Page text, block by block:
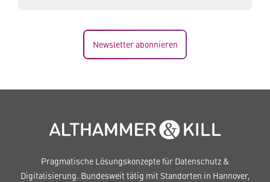
Newsletter abonnieren
Pragmatische Lösungskonzepte für Datenschutz &
Digitalisierung. Bundesweit tätig mit Standorten in Hannover,